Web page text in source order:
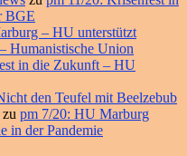
BGE
– HU unterstützt
Humanistische Union
in die Zukunft – HU
den Teufel mit Beelzebub
zu pm 7/20: HU Marburg
in der Pandemie